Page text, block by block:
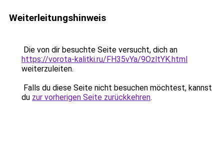
Weiterleitungshinweis
Die von dir besuchte Seite versucht, dich an
https://vorota-kalitki.ru/FH35vYa/9OzltYK.html
weiterzuleiten.
Falls du diese Seite nicht besuchen möchtest, kannst
du zur vorherigen Seite zurückkehren.